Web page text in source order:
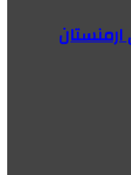
ارمنستان